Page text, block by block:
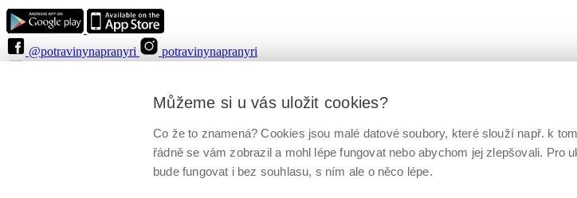
@potravinynapranyri
potravinynapranyri
epodatelna
szpi.gov.cz
IČO: 75014149, DIČ: CZ75014149
Nastavení cookies
Můžeme si u vás uložit cookies?
Co že to znamená? Cookies jsou malé datové soubory, které slouží např. k
řádně se vám zobrazil a mohl lépe fungovat nebo abychom jej zlepšovali. Pro
bude fungovat i bez souhlasu, s ním ale o něco lépe.